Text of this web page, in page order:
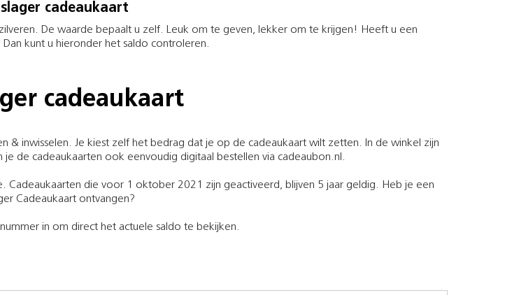
cadeaukaart
De waarde bepaalt u zelf. Leuk om te geven, lekker om te krijgen! Heeft u een
kunt u hieronder het saldo controleren.
cadeaukaart
& inwisselen. Je kiest zelf het bedrag dat je op de cadeaukaart wilt zetten. In de winkel zijn
je de cadeaukaarten ook eenvoudig digitaal bestellen via cadeaubon.nl.
Cadeaukaarten die voor 1 oktober 2021 zijn geactiveerd, blijven 5 jaar geldig. Heb je een
Cadeaukaart ontvangen?
in om direct het actuele saldo te bekijken.